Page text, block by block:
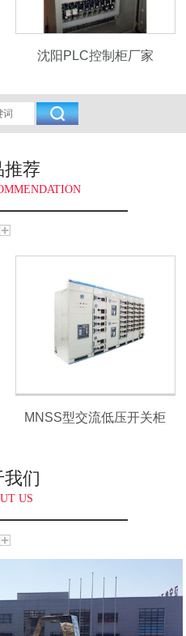
沈阳PLC控制柜厂家
推荐
MNSS型交流低压开关柜
我们
US